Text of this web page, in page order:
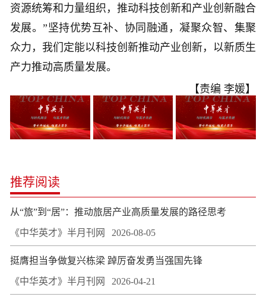
资源统筹和力量组织，推动科技创新和产业创新融合
发展。”坚持优势互补、协同融通，凝聚众智、集聚
众力，我们定能以科技创新推动产业创新，以新质生
产力推动高质量发展。
【责编 李媛】
推荐阅读
​从“旅”到“居”：推动旅居产业高质量发展的路径思考
《中华英才》半月刊网 2026-08-05
挺膺担当争做复兴栋梁 踔厉奋发勇当强国先锋
《中华英才》半月刊网 2026-04-21